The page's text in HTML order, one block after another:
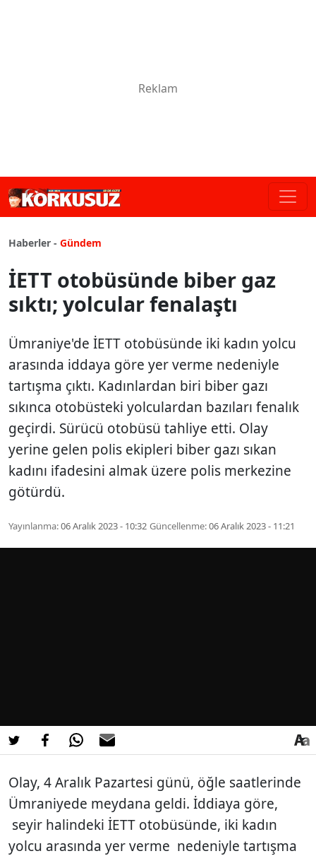
Haberler - Gündem
İETT otobüsünde biber gaz
sıktı; yolcular fenalaştı
Ümraniye'de İETT otobüsünde iki kadın yolcu
arasında iddaya göre yer verme nedeniyle
tartışma çıktı. Kadınlardan biri biber gazı
sıkınca otobüsteki yolculardan bazıları fenalık
geçirdi. Sürücü otobüsü tahliye etti. Olay
yerine gelen polis ekipleri biber gazı sıkan
kadını ifadesini almak üzere polis merkezine
götürdü.
Yayınlanma:06 Aralık 2023 - 10:32 Güncellenme:06 Aralık 2023 - 11:21
Olay, 4 Aralık Pazartesi günü, öğle saatlerinde
Ümraniyede meydana geldi. İddiaya göre,
seyir halindeki İETT otobüsünde, iki kadın
yolcu arasında yer verme nedeniyle tartışma